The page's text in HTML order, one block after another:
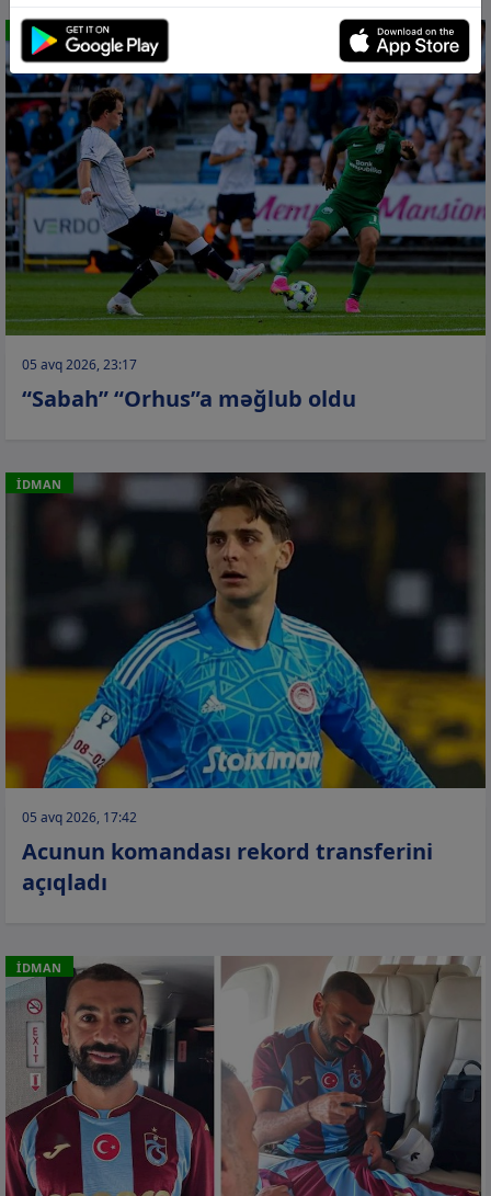
İDMAN
05 avq 2026, 23:17
“Sabah” “Orhus”a məğlub oldu
İDMAN
05 avq 2026, 17:42
Acunun komandası rekord transferini
açıqladı
İDMAN